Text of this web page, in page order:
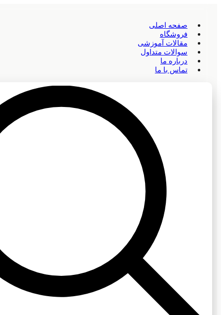
صفحه اصلی
فروشگاه
مقالات آموزشی
سوالات متداول
درباره ما
تماس با ما